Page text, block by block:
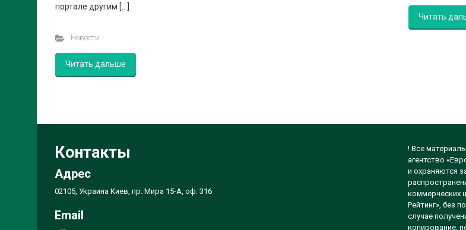
портале другим […]
Новости
Читать дальше
Читать
Контакты
Адрес
02105, Украина Киев, пр. Мира 15-А, оф. 316
Email
! Все
агентство
и охраняются
коммерческих
Рейтинг», без
случае
копирование,